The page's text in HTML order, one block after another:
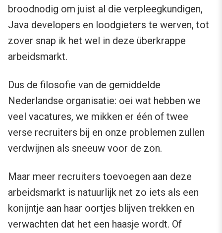
broodnodig om juist al die verpleegkundigen,
Java developers en loodgieters te werven, tot
zover snap ik het wel in deze überkrappe
arbeidsmarkt.
Dus de filosofie van de gemiddelde
Nederlandse organisatie: oei wat hebben we
veel vacatures, we mikken er één of twee
verse recruiters bij en onze problemen zullen
verdwijnen als sneeuw voor de zon.
Maar meer recruiters toevoegen aan deze
arbeidsmarkt is natuurlijk net zo iets als een
konijntje aan haar oortjes blijven trekken en
verwachten dat het een haasje wordt. Of